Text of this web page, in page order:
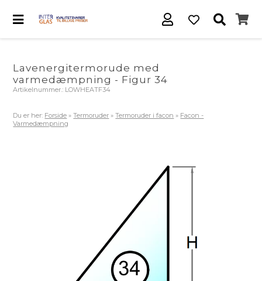
Lavenergitermorude med
varmedæmpning - Figur 34
Artikelnummer.: LOWHEATF34
Du er her: Forside »Termoruder »Termoruder i facon » Facon -
Varmedæmpning